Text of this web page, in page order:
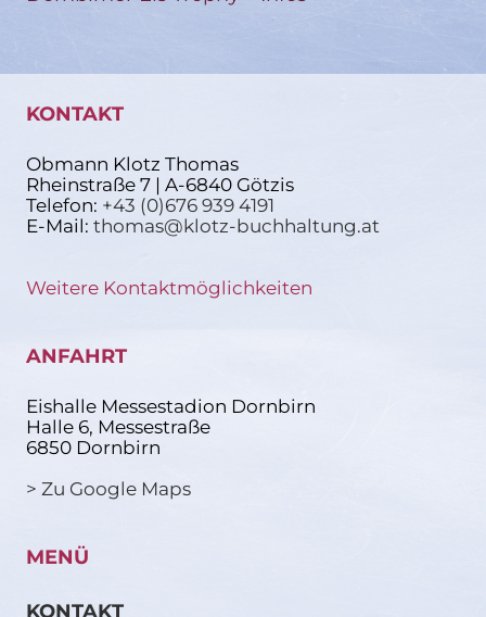
KONTAKT
Obmann Klotz Thomas
Rheinstraße 7 | A-6840 Götzis
Telefon: +43 (0)676 939 4191
E-Mail: thomas@klotz-buchhaltung.at
Weitere Kontaktmöglichkeiten
ANFAHRT
Eishalle Messestadion Dornbirn
Halle 6, Messestraße
6850 Dornbirn
> Zu Google Maps
MENÜ
KONTAKT